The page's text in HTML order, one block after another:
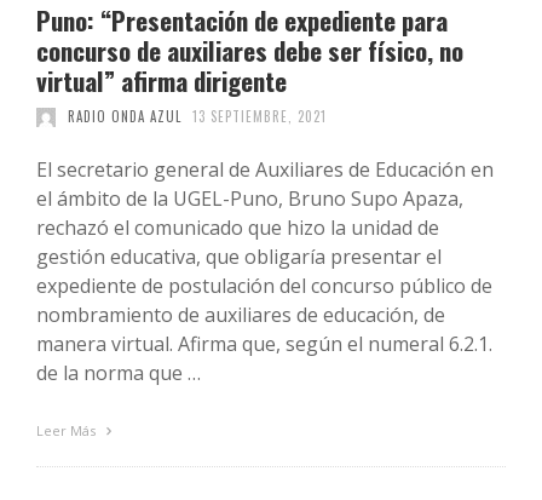
Puno: “Presentación de expediente para
concurso de auxiliares debe ser físico, no
virtual” afirma dirigente
RADIO ONDA AZUL 13 SEPTIEMBRE, 2021
El secretario general de Auxiliares de Educación en
el ámbito de la UGEL-Puno, Bruno Supo Apaza,
rechazó el comunicado que hizo la unidad de
gestión educativa, que obligaría presentar el
expediente de postulación del concurso público de
nombramiento de auxiliares de educación, de
manera virtual. Afirma que, según el numeral 6.2.1.
de la norma que …
Leer Más